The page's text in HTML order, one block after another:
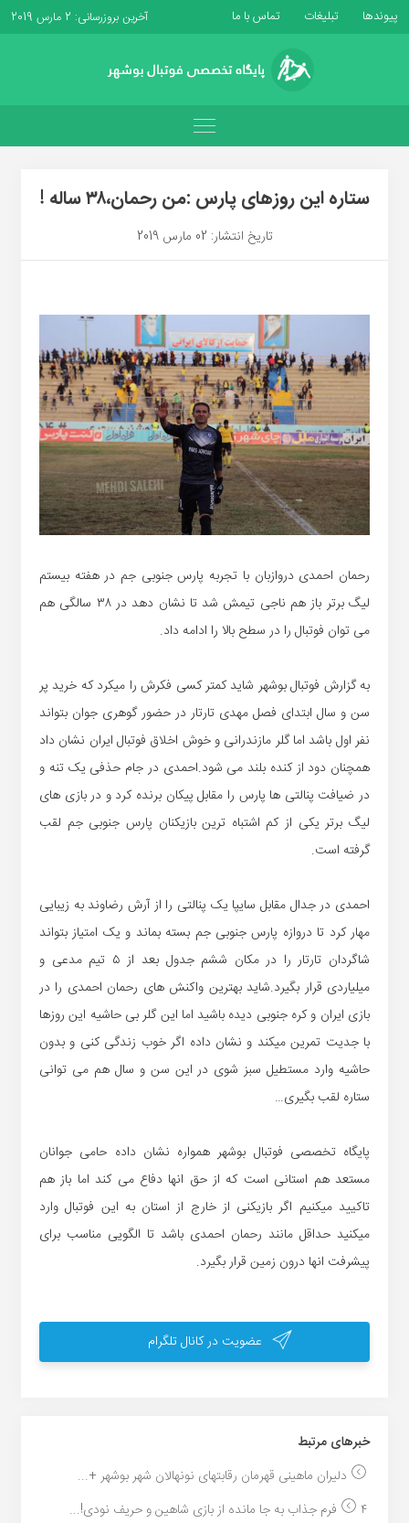
پیوندها تبلیغات تماس با ما آخرین بروزرسانی: 2 مارس 2019
ستاره این روزهای پارس :من رحمان،۳۸ ساله !
تاریخ انتشار: 02 مارس 2019
رحمان احمدی دروازبان با تجربه پارس جنوبی جم در هفته بیستم
لیگ برتر باز هم ناجی تیمش شد تا نشان دهد در ۳۸ سالگی هم
می توان فوتبال را در سطح بالا را ادامه داد.
به گزارش فوتبال بوشهر شاید کمتر کسی فکرش را میکرد که خرید پر
سن و سال ابتدای فصل مهدی تارتار در حضور گوهری جوان بتواند
نفر اول باشد اما گلر مازندرانی و خوش اخلاق فوتبال ایران نشان داد
همچنان دود از کنده بلند می شود.احمدی در جام حذفی یک تنه و
در ضیافت پنالتی ها پارس را مقابل پیکان برنده کرد و در بازی های
لیگ برتر یکی از کم اشتباه ترین بازیکنان پارس جنوبی جم لقب
گرفته است.
احمدی در جدال مقابل سایپا یک پنالتی را از آرش رضاوند به زیبایی
مهار کرد تا دروازه پارس جنوبی جم بسته بماند و یک امتیاز بتواند
شاگردان تارتار را در مکان ششم جدول بعد از ۵ تیم مدعی و
میلیاردی قرار بگیرد.شاید بهترین واکنش های رحمان احمدی را در
بازی ایران و کره جنوبی دیده باشید اما این گلر بی حاشیه این روزها
با جدیت تمرین میکند و نشان داده اگر خوب زندگی کنی و بدون
حاشیه وارد مستطیل سبز شوی در این سن و سال هم می توانی
ستاره لقب بگیری…
پایگاه تخصصی فوتبال بوشهر همواره نشان داده حامی جوانان
مستعد هم استانی است که از حق انها دفاع می کند اما باز هم
تاکیید میکنیم اگر بازیکنی از خارج از استان به این فوتبال وارد
میکنید حداقل مانند رحمان احمدی باشد تا الگویی مناسب برای
پیشرفت انها درون زمین قرار بگیرد.
عضویت در کانال تلگرام
خبر‌های مرتبط
دلیران ماهینی قهرمان رقابتهای نونهالان شهر بوشهر +...
۴ فرم جذاب به جا مانده از بازی شاهین و حریف نودی!...